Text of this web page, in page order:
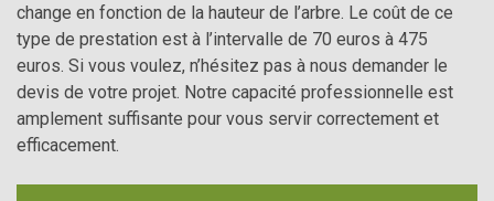
change en fonction de la hauteur de l’arbre. Le coût de ce
type de prestation est à l’intervalle de 70 euros à 475
euros. Si vous voulez, n’hésitez pas à nous demander le
devis de votre projet. Notre capacité professionnelle est
amplement suffisante pour vous servir correctement et
efficacement.